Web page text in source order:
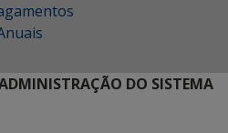
DO SISTEMA